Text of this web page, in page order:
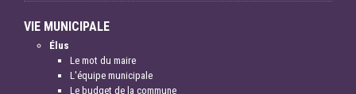
VIE MUNICIPALE
Élus
Le mot du maire
L'équipe municipale
Le budget de la commune